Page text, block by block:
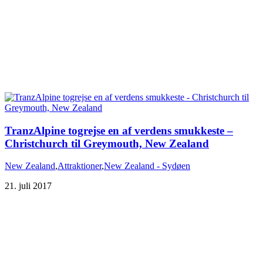
TranzAlpine togrejse en af verdens smukkeste –
Christchurch til Greymouth, New Zealand
New Zealand,Attraktioner,New Zealand - Sydøen
21. juli 2017